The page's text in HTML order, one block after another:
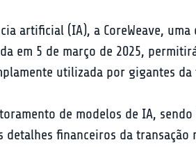
artificial (IA), a CoreWeave,
em 5 de março de 2025,
utilizada por gigantes
de modelos de IA,
financeiros da